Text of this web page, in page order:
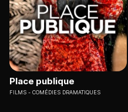
Place publique
FILMS COMÉDIES DRAMATIQUES